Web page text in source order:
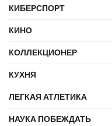
КИБЕРСПОРТ
КИНО
КОЛЛЕКЦИОНЕР
КУХНЯ
ЛЕГКАЯ АТЛЕТИКА
НАУКА ПОБЕЖДАТЬ